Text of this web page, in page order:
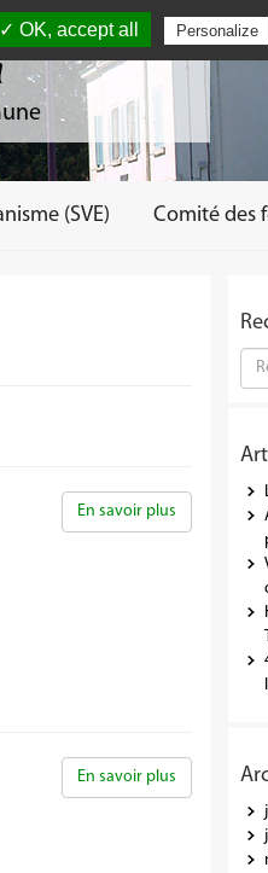
(SVE) Comité des
En savoir plus
En savoir plus
✓ OK, accept all Personalize